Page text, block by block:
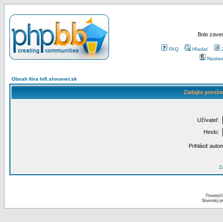
Bolo
FAQ Hľadať
Obsah fóra hifi.slovanet.sk
Zadajte
Užívateľ:
Heslo:
Prihlásiť
Powered
Slovenský